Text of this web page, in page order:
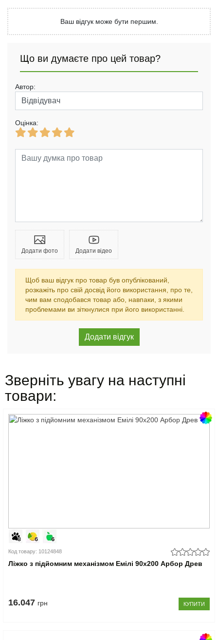
Ваш відгук може бути першим.
Що ви думаєте про цей товар?
Автор:
Оцінка:
Додати фото Додати відео
Щоб ваш відгук про товар був опублікований,
розкажіть про свій досвід його використання, про те,
чим вам сподобався товар або, навпаки, з якими
проблемами ви зіткнулися при його використанні.
Зверніть увагу на наступні
товари:
Код товару: 10124848
Ліжко з підйомним механізмом Емілі 90x200 Арбор Древ
16.047 грн КУПИТИ